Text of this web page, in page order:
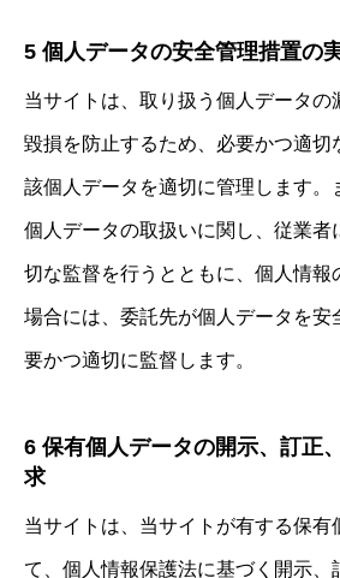
5 個人データの安全管理措置の
当サイトは、取り扱う個人データの
毀損を防止するため、必要かつ適切
該個人データを適切に管理します。
個人データの取扱いに関し、従業者
切な監督を行うとともに、個人情報
場合には、委託先が個人データを安
要かつ適切に監督します。
6 保有個人データの開示、訂正
求
当サイトは、当サイトが有する保有
て、個人情報保護法に基づく開示、